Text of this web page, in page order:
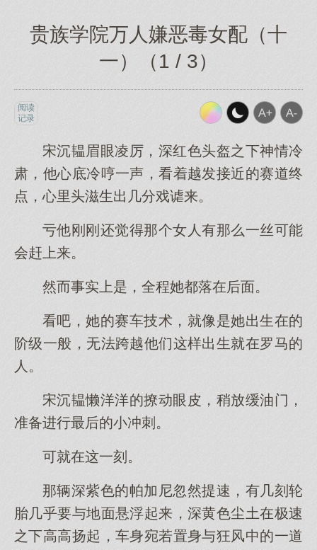
贵族学院万人嫌恶毒女配（十
一）（1 / 3）
阅读
记录
宋沉韫眉眼凌厉，深红色头盔之下神情冷
肃，他心底冷哼一声，看着越发接近的赛道终
点，心里头滋生出几分戏谑来。
亏他刚刚还觉得那个女人有那么一丝可能
会赶上来。
然而事实上是，全程她都落在后面。
看吧，她的赛车技术，就像是她出生在的
阶级一般，无法跨越他们这样出生就在罗马的
人。
宋沉韫懒洋洋的撩动眼皮，稍放缓油门，
准备进行最后的小冲刺。
可就在这一刻。
那辆深紫色的帕加尼忽然提速，有几刻轮
胎几乎要与地面悬浮起来，深黄色尘土在极速
之下高高扬起，车身宛若置身与狂风中的一道